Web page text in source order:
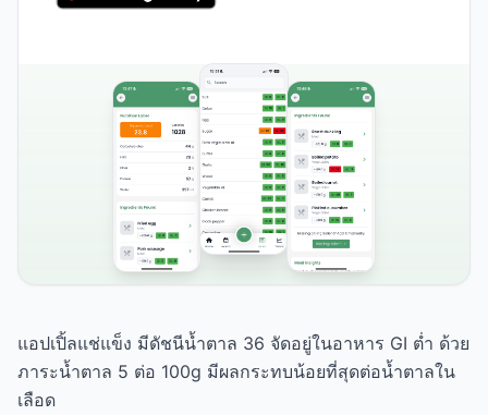
แอปเปิ้ลแช่แข็ง มีดัชนีน้ำตาล 36 จัดอยู่ในอาหาร GI ต่ำ ด้วย
ภาระน้ำตาล 5 ต่อ 100g มีผลกระทบน้อยที่สุดต่อน้ำตาลใน
เลือด